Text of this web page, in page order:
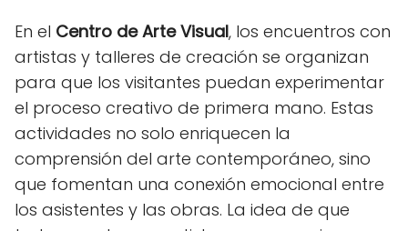
En el Centro de Arte Visual, los encuentros con
artistas y talleres de creación se organizan
para que los visitantes puedan experimentar
el proceso creativo de primera mano. Estas
actividades no solo enriquecen la
comprensión del arte contemporáneo, sino
que fomentan una conexión emocional entre
los asistentes y las obras. La idea de que